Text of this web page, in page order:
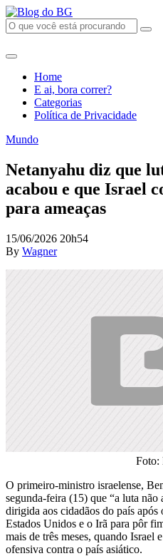
Home
E ai, bora correr?
Categorias
Política de Privacidade
Mundo
Netanyahu diz que
acabou e que Israel
para ameaças
15/06/2026 20h54
By Wagner
Foto:
O primeiro-ministro israelense,
segunda-feira (15) que “a luta não
dirigida aos cidadãos do país após
Estados Unidos e o Irã para pôr
mais de três meses, quando Israel
ofensiva contra o país asiático.